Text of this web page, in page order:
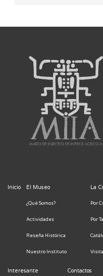
Inicio El Museo
¿Qué Somos?
Actividades
Reseña Histórica
Nuestro Instituto
La
Por
Por
Interesante Contactos